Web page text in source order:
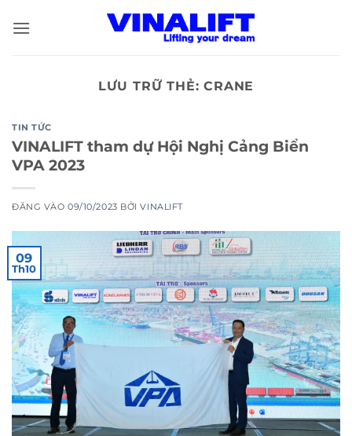
qua
LƯU TRỮ THẺ:CRANE
TIN TỨC
VINALIFT tham dự Hội Nghị Cảng Biển
VPA 2023
ĐĂNG VÀO09/10/2023 BỞIVINALIFT
09
Th10